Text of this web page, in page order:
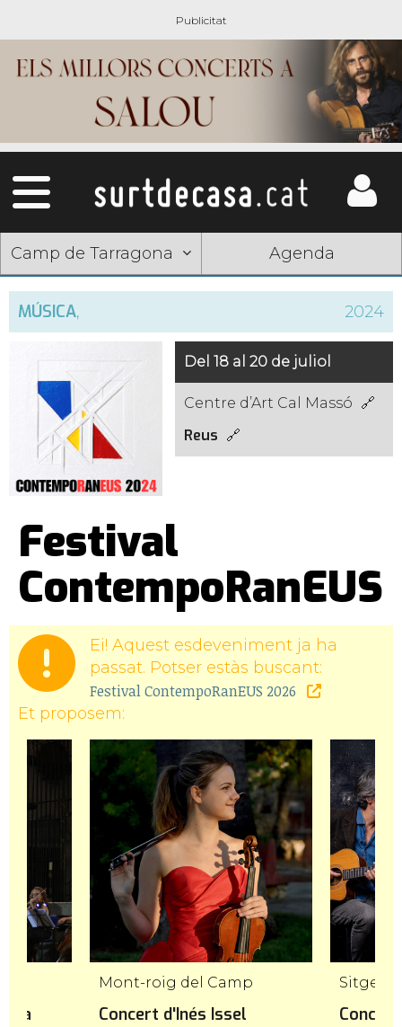
Camp de Tarragona Agenda
MÚSICA, 2024
Del 18 al 20 de juliol
Centre d’Art Cal Massó
Reus
Festival
ContempoRanEUS
Ei! Aquest esdeveniment ja ha
passat. Potser estàs buscant:
Festival ContempoRanEUS 2026
Et proposem:
Mont-roig del Camp
Concert d'Inés Issel
Sitges